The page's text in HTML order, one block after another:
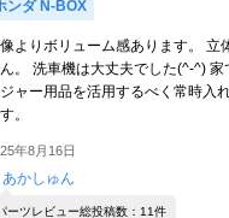
ンダ N-BOX
よりボリューム感あります。 立
。 洗車機は大丈夫でした(^-^) 家
ャー用品を活用するべく常時入
。
年8月16日
あかしゅん
ーツレビュー総投稿数：11件